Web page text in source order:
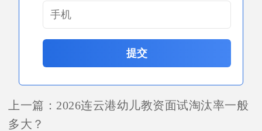
提交
上一篇： 2026连云港幼儿教资面试淘汰率一般
多大？